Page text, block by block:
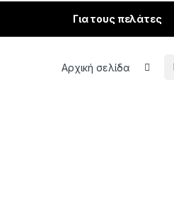
Για τους πελάτες
Αρχική σελίδα